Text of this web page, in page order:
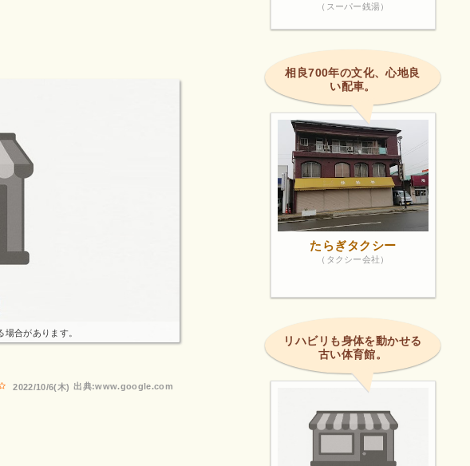
合があります。
出典:www.google.com
2022/10/6(木)
（スーパー銭湯）
相良700年の文化、心地良
い配車。
たらぎタクシー
（タクシー会社）
リハビリも身体を動かせる
古い体育館。